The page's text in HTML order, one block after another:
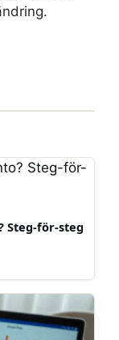
Steg-för-steg